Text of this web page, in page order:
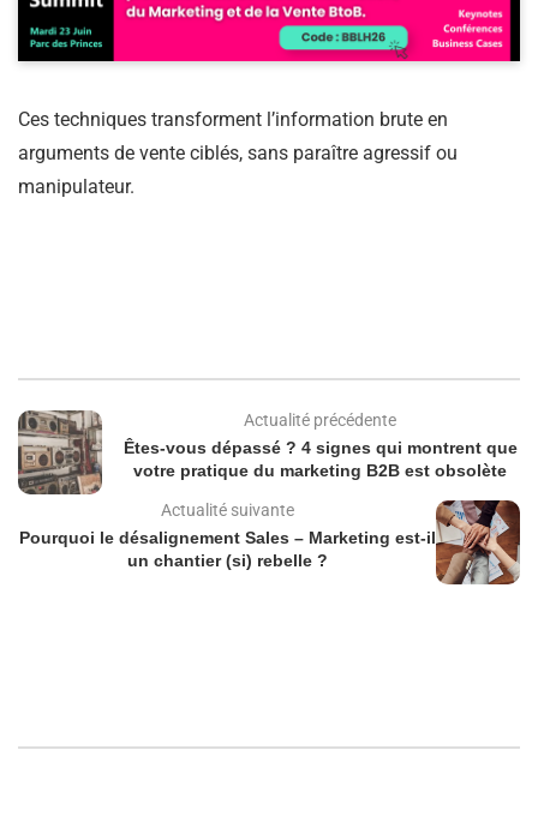
Ces techniques transforment l’information brute en
arguments de vente ciblés, sans paraître agressif ou
manipulateur.
Actualité précédente
Êtes-vous dépassé ? 4 signes qui montrent que
votre pratique du marketing B2B est obsolète
Actualité suivante
Pourquoi le désalignement Sales – Marketing est-il
un chantier (si) rebelle ?